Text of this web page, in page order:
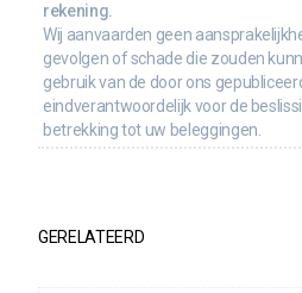
rekening.
Wij aanvaarden geen
gevolgen of schade die zouden
gebruik van de door ons
eindverantwoordelijk voor de
betrekking tot uw beleggingen.
GERELATEERD